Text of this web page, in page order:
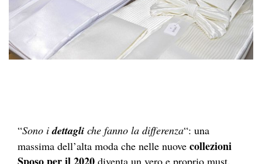
“Sono idettagli che fanno la differenza“: una
massima dell’alta moda che nelle nuove collezioni
diventa un vero e proprio must.